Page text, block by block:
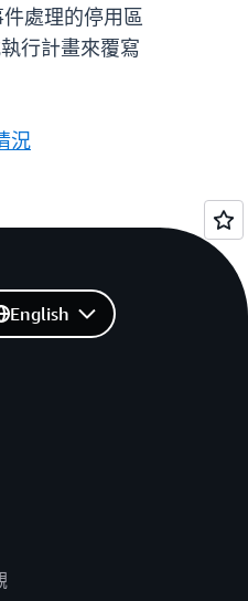
處理的停用區
行計畫來覆寫
況
English